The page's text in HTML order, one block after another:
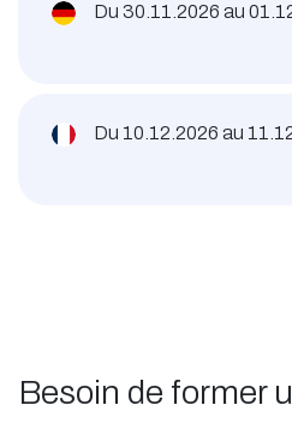
Du 30.11.2026 au
Du 10.12.2026 au
Besoin de former